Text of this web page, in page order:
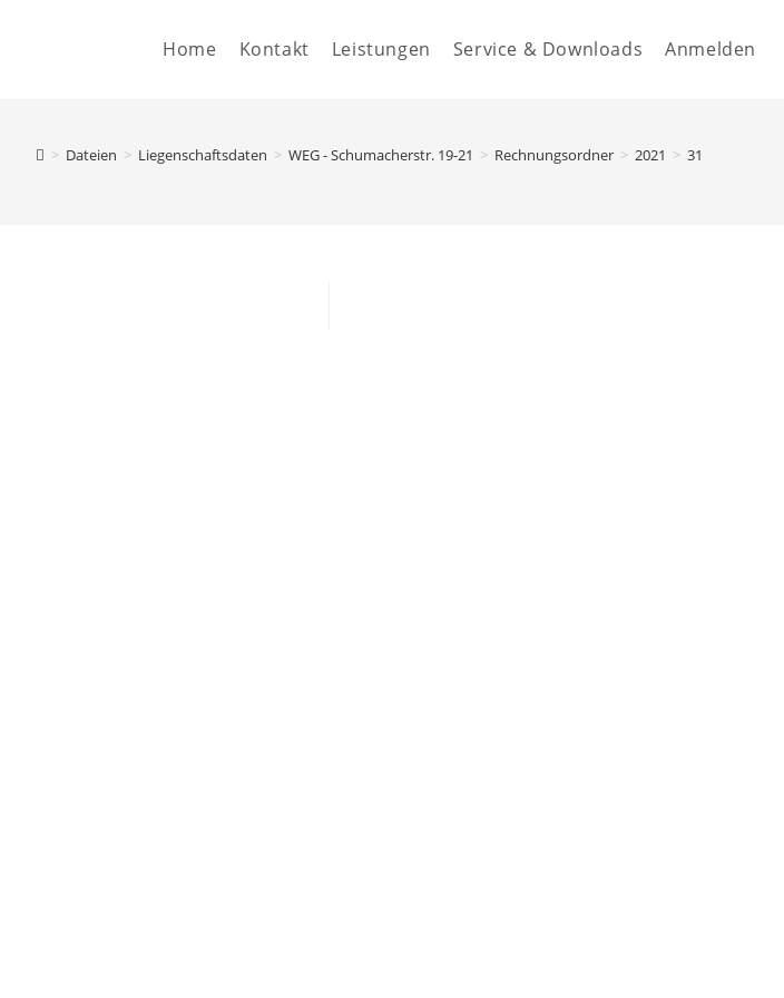
Home Kontakt Leistungen Service & Downloads Anmelden
> Dateien > Liegenschaftsdaten > WEG - Schumacherstr. 19-21 > Rechnungsordner > 2021 > 31.00100 -